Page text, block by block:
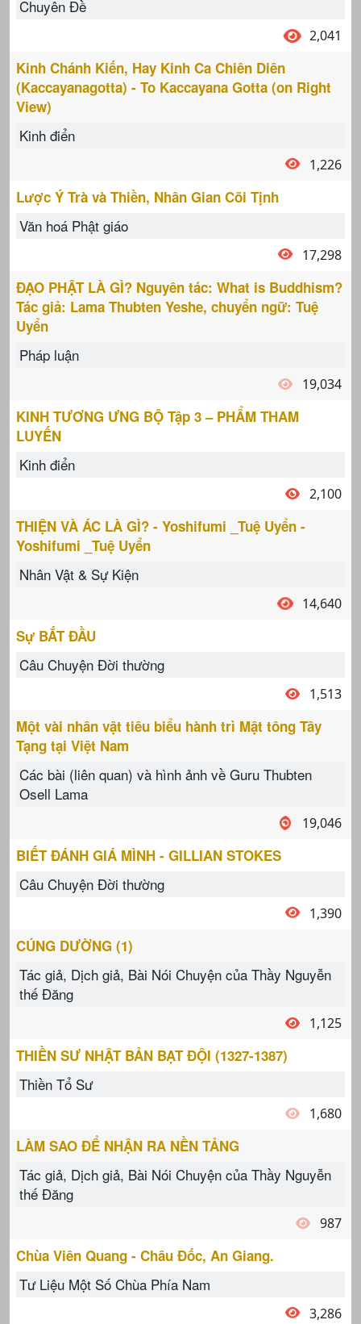
Chuyên Đề
2,041
Kinh Chánh Kiến, Hay Kinh Ca Chiên Diên
(Kaccayanagotta) - To Kaccayana Gotta (on Right
View)
Kinh điển
1,226
Lược Ý Trà và Thiền, Nhân Gian Cõi Tịnh
Văn hoá Phật giáo
17,298
ĐẠO PHẬT LÀ GÌ? Nguyên tác: What is Buddhism?
Tác giả: Lama Thubten Yeshe, chuyển ngữ: Tuệ
Uyển
Pháp luận
19,034
KINH TƯƠNG ƯNG BỘ Tập 3 – PHẨM THAM
LUYẾN
Kinh điển
2,100
THIỆN VÀ ÁC LÀ GÌ? - Yoshifumi _Tuệ Uyển -
Yoshifumi _Tuệ Uyển
Nhân Vật & Sự Kiện
14,640
Sự BẮT ĐẦU
Câu Chuyện Đời thường
1,513
Một vài nhân vật tiêu biểu hành trì Mật tông Tây
Tạng tại Việt Nam
Các bài (liên quan) và hình ảnh về Guru Thubten
Osell Lama
19,046
BIẾT ĐÁNH GIÁ MÌNH - GILLIAN STOKES
Câu Chuyện Đời thường
1,390
CÚNG DƯỜNG (1)
Tác giả, Dịch giả, Bài Nói Chuyện của Thầy Nguyễn
thế Đăng
1,125
THIỀN SƯ NHẬT BẢN BẠT ĐỘI (1327-1387)
Thiền Tổ Sư
1,680
LÀM SAO ĐỂ NHẬN RA NỀN TẢNG
Tác giả, Dịch giả, Bài Nói Chuyện của Thầy Nguyễn
thế Đăng
987
Chùa Viên Quang - Châu Đốc, An Giang.
Tư Liệu Một Số Chùa Phía Nam
3,286